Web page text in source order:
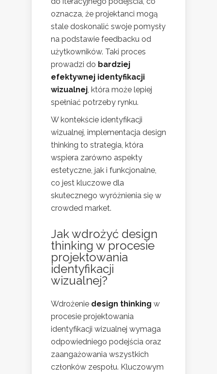
oznacza, że projektanci mogą
stale doskonalić swoje pomysły
na podstawie feedbacku od
użytkowników. Taki proces
prowadzi do bardziej
efektywnej identyfikacji
wizualnej , która może lepiej
spełniać potrzeby rynku.
W kontekście identyfikacji
wizualnej, implementacja design
thinking to strategia, która
wspiera zarówno aspekty
estetyczne, jak i funkcjonalne,
co jest kluczowe dla
skutecznego wyróżnienia się w
crowded market.
Jak wdrożyć design
thinking w procesie
projektowania
identyfikacji
wizualnej?
Wdrożenie design thinking w
procesie projektowania
identyfikacji wizualnej wymaga
odpowiedniego podejścia oraz
zaangażowania wszystkich
członków zespołu. Kluczowym